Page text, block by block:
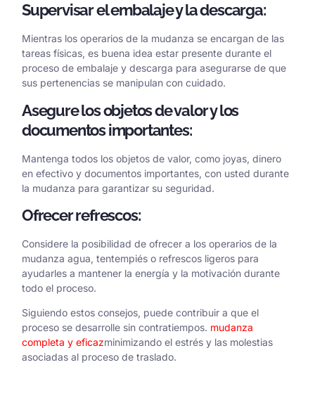
Supervisar el embalaje y la descarga:
Mientras los operarios de la mudanza se encargan de las
tareas físicas, es buena idea estar presente durante el
proceso de embalaje y descarga para asegurarse de que
sus pertenencias se manipulan con cuidado.
Asegure los objetos de valor y los
documentos importantes:
Mantenga todos los objetos de valor, como joyas, dinero
en efectivo y documentos importantes, con usted durante
la mudanza para garantizar su seguridad.
Ofrecer refrescos:
Considere la posibilidad de ofrecer a los operarios de la
mudanza agua, tentempiés o refrescos ligeros para
ayudarles a mantener la energía y la motivación durante
todo el proceso.
Siguiendo estos consejos, puede contribuir a que el
proceso se desarrolle sin contratiempos. mudanza
completa y eficazminimizando el estrés y las molestias
asociadas al proceso de traslado.